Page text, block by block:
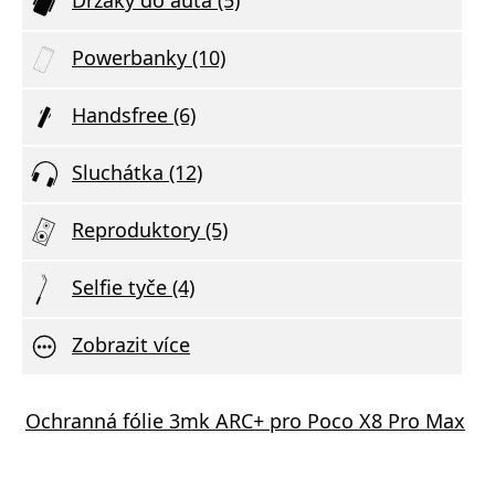
Powerbanky (10)
Handsfree (6)
Sluchátka (12)
Reproduktory (5)
Selfie tyče (4)
Zobrazit více
Ochranná fólie 3mk ARC+ pro Poco X8 Pro Max
Audio Combo 3v1